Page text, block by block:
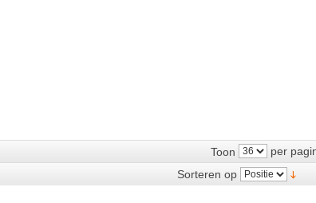
Toon
per
Sorteren op